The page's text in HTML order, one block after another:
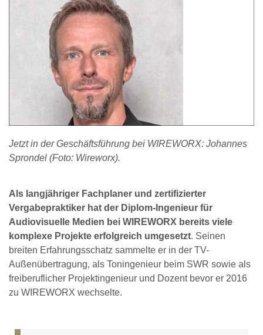
Jetzt in der Geschäftsführung bei WIREWORX: Johannes
Sprondel (Foto: Wireworx).
Als langjähriger Fachplaner und zertifizierter
Vergabepraktiker hat der Diplom-Ingenieur für
Audiovisuelle Medien bei WIREWORX bereits viele
komplexe Projekte erfolgreich umgesetzt. Seinen
breiten Erfahrungsschatz sammelte er in der TV-
Außenübertragung, als Toningenieur beim SWR sowie als
freiberuflicher Projektingenieur und Dozent bevor er 2016
zu WIREWORX wechselte.